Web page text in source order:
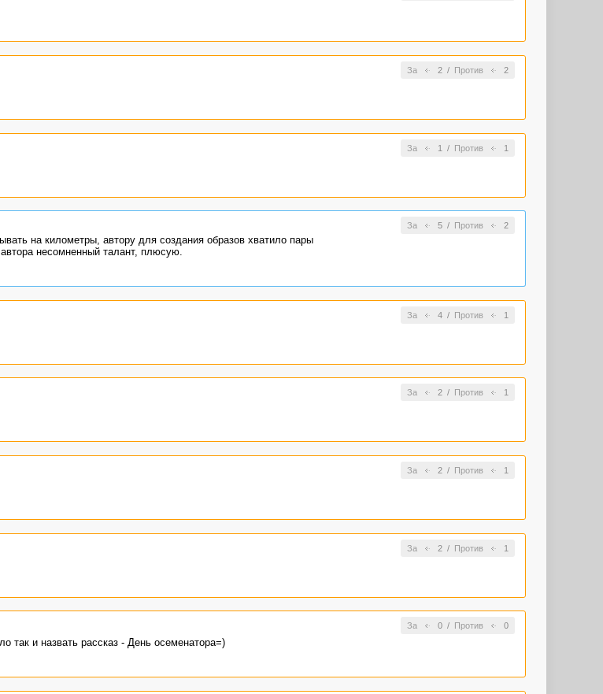
За 2/ Против 2
За 1 / Против 1
За 5/ Против 2
на километры, автору для создания образов хватило пары
несомненный талант, плюсую.
За 4/ Против 1
За 2/ Против 1
За 2/ Против 1
За 2/ Против 1
За 0/ Против 0
и назвать рассказ - День осеменатора=)